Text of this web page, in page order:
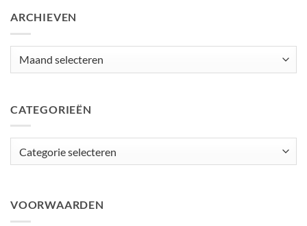
ARCHIEVEN
CATEGORIEËN
VOORWAARDEN